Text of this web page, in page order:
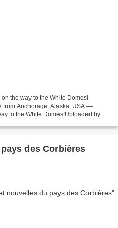
the way to the White Domes!
from Anchorage, Alaska, USA —
to the White Domes!Uploaded by
des Corbières